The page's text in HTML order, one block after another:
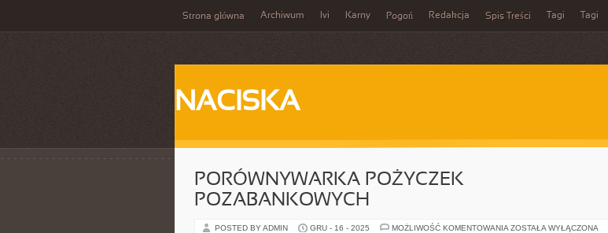
Strona główna Archiwum Ivi Karny Pogoń Redakcja Spis Treści Tagi Tagi
NACISKA
PORÓWNYWARKA POŻYCZEK
POZABANKOWYCH
POSTED BY ADMIN GRU - 16 - 2025 MOŻLIWOŚĆ KOMENTOWANIA PORÓWNYWARKA
ZOSTAŁA WYŁĄCZONA